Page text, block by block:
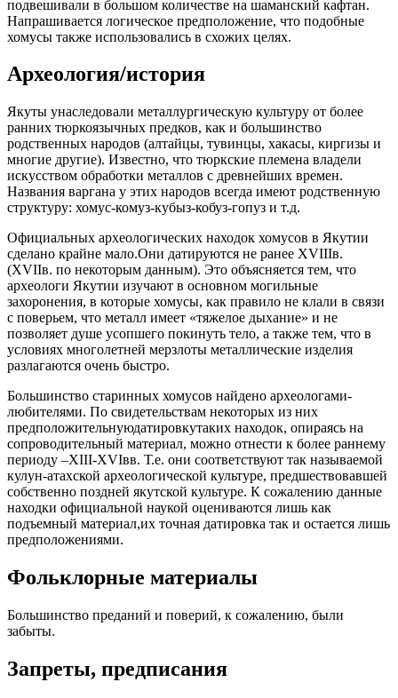
подвешивали в большом количестве на шаманский кафтан.
Напрашивается логическое предположение, что подобные
хомусы также использовались в схожих целях.
Археология/история
Якуты унаследовали металлургическую культуру от более
ранних тюркоязычных предков, как и большинство
родственных народов (алтайцы, тувинцы, хакасы, киргизы и
многие другие). Известно, что тюркские племена владели
искусством обработки металлов с древнейших времен.
Названия варгана у этих народов всегда имеют родственную
структуру: хомус-комуз-кубыз-кобуз-гопуз и т.д.
Официальных археологических находок хомусов в Якутии
сделано крайне мало.Они датируются не ранее XVIIIв.
(XVIIв. по некоторым данным). Это объясняется тем, что
археологи Якутии изучают в основном могильные
захоронения, в которые хомусы, как правило не клали в связи
с поверьем, что металл имеет «тяжелое дыхание» и не
позволяет душе усопшего покинуть тело, а также тем, что в
условиях многолетней мерзлоты металлические изделия
разлагаются очень быстро.
Большинство старинных хомусов найдено археологами-
любителями. По свидетельствам некоторых из них
предположительнуюдатировкутаких находок, опираясь на
сопроводительный материал, можно отнести к более раннему
периоду –XIII-XVIвв. Т.е. они соответствуют так называемой
кулун-атахской археологической культуре, предшествовавшей
собственно поздней якутской культуре. К сожалению данные
находки официальной наукой оцениваются лишь как
подъемный материал,их точная датировка так и остается лишь
предположениями.
Фольклорные материалы
Большинство преданий и поверий, к сожалению, были
забыты.
Запреты, предписания